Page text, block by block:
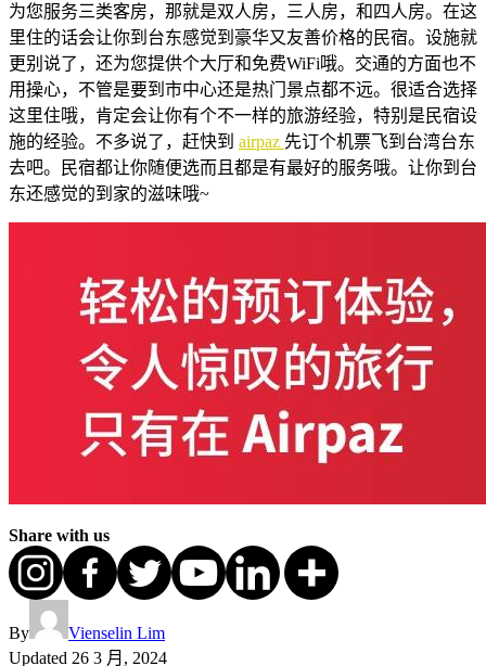
为您服务三类客房，那就是双人房，三人房，和四人房。在这
里住的话会让你到台东感觉到豪华又友善价格的民宿。设施就
更别说了，还为您提供个大厅和免费WiFi哦。交通的方面也不
用操心，不管是要到市中心还是热门景点都不远。很适合选择
这里住哦，肯定会让你有个不一样的旅游经验，特别是民宿设
施的经验。不多说了，赶快到 airpaz 先订个机票飞到台湾台东
去吧。民宿都让你随便选而且都是有最好的服务哦。让你到台
东还感觉的到家的滋味哦~
Share with us
By
Vienselin Lim
Updated 26 3 月, 2024